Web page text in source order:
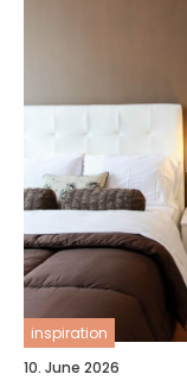
inspiration
10. June 2026